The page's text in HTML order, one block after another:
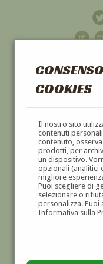
COOKIES
Il nostro sito
contenuti
contenuto,
prodotti, per
un dispositivo.
opzionali (analitici
migliore
Puoi scegliere di
selezionare o
personalizza. Puoi
Informativa sulla
DIPINTI